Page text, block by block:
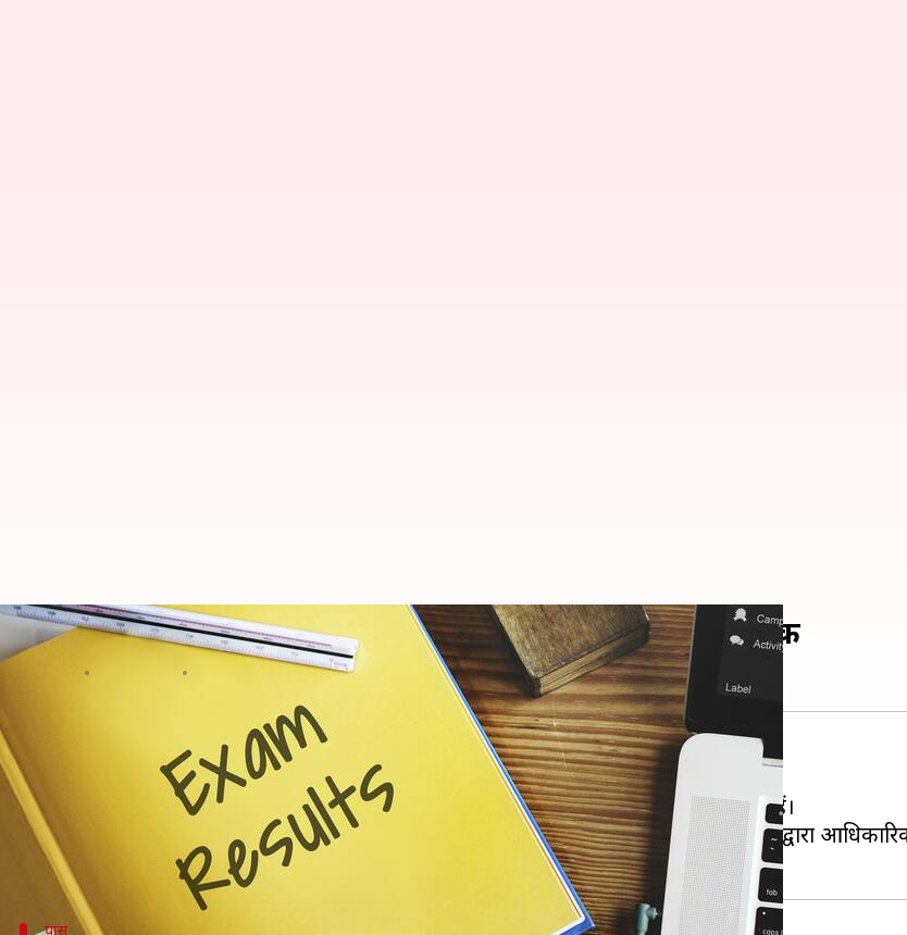
बिहार बोर्ड ने घोषित किया 12वीं का परीक्षा परिणाम, ऐसे करें चेक
बिहार स्कूल परीक्षा बोर्ड(BSE) ने 12वीं की बोर्ड परीक्षाओं का रिजल्ट जारी कर दिया है।
परीक्षा में शामिल होने वाले विद्यार्थी आधिकारिक वेबसाइट पर जाकर अपना परीक्षा परिणाम देख सकते हैं।
लंबे समय से
परीक्षा परिणाम
घोषित होने की अटकलें लगाईं जा रही थीं। आज ही बोर्ड के अधिकारियों द्वारा
पास